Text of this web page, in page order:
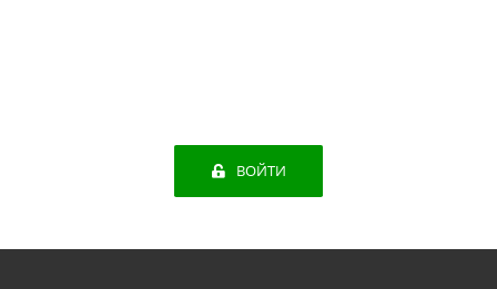
ВОЙТИ